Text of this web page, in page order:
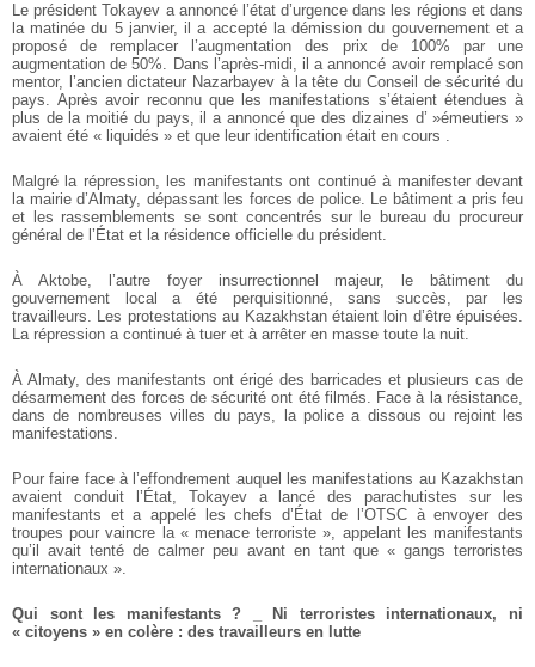
Le président Tokayev a annoncé l’état d’urgence dans les régions et dans
la matinée du 5 janvier, il a accepté la démission du gouvernement et a
proposé de remplacer l’augmentation des prix de 100% par une
augmentation de 50%. Dans l’après-midi, il a annoncé avoir remplacé son
mentor, l’ancien dictateur Nazarbayev à la tête du Conseil de sécurité du
pays. Après avoir reconnu que les manifestations s’étaient étendues à
plus de la moitié du pays, il a annoncé que des dizaines d’ »émeutiers »
avaient été « liquidés » et que leur identification était en cours .
Malgré la répression, les manifestants ont continué à manifester devant
la mairie d’Almaty, dépassant les forces de police. Le bâtiment a pris feu
et les rassemblements se sont concentrés sur le bureau du procureur
général de l’État et la résidence officielle du président.
À Aktobe, l’autre foyer insurrectionnel majeur, le bâtiment du
gouvernement local a été perquisitionné, sans succès, par les
travailleurs. Les protestations au Kazakhstan étaient loin d’être épuisées.
La répression a continué à tuer et à arrêter en masse toute la nuit.
À Almaty, des manifestants ont érigé des barricades et plusieurs cas de
désarmement des forces de sécurité ont été filmés. Face à la résistance,
dans de nombreuses villes du pays, la police a dissous ou rejoint les
manifestations.
Pour faire face à l’effondrement auquel les manifestations au Kazakhstan
avaient conduit l’État, Tokayev a lancé des parachutistes sur les
manifestants et a appelé les chefs d’État de l’OTSC à envoyer des
troupes pour vaincre la « menace terroriste », appelant les manifestants
qu’il avait tenté de calmer peu avant en tant que « gangs terroristes
internationaux ».
Qui sont les manifestants ? _ Ni terroristes internationaux, ni
« citoyens » en colère : des travailleurs en lutte